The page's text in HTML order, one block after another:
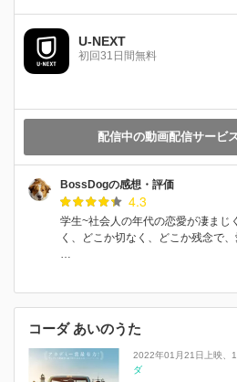
U-NEXT
初回31日間無料
配信中の動画配信サービ
BossDogの感想・評価
4.3
学生~社会人の年代の恋愛が凄まじ
く、どこか切なく、どこか残念で
コーダ あいのうた
2022年01月21日上映
ダ